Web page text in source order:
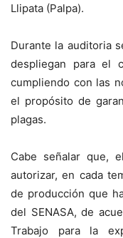
Llipata (Palpa).
Durante la auditoria
despliegan para el
cumpliendo con las
el propósito de
plagas.
Cabe señalar que,
autorizar, en cada
de producción que
del SENASA, de
Trabajo para la